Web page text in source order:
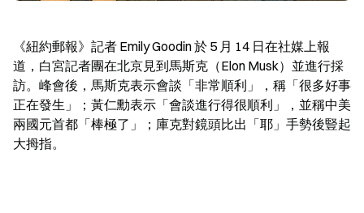
《紐約郵報》記者 Emily Goodin 於 5 月 14 日在社媒上報
道，白宮記者團在北京見到馬斯克（Elon Musk）並進行採
訪。峰會後，馬斯克表示會談「非常順利」，稱「很多好事
正在發生」；黃仁勳表示「會談進行得很順利」，並稱中美
兩國元首都「棒極了」；庫克對鏡頭比出「耶」手勢後豎起
大拇指。